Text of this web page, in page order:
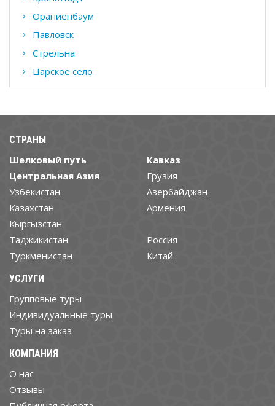
Ораниенбаум
Павловск
Стрельна
Царское село
СТРАНЫ
Шелковый путь
Центральная Азия
Узбекистан
Казахстан
Кыргызстан
Таджикистан
Туркменистан
Кавказ
Грузия
Азербайджан
Армения
Россия
Китай
УСЛУГИ
Групповые туры
Индивидуальные туры
Туры на заказ
КОМПАНИЯ
О нас
Отзывы